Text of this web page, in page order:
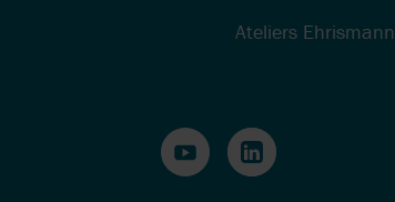
Ateliers Ehrismann